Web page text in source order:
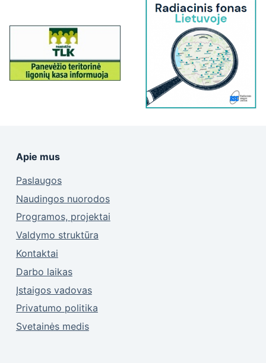
Apie mus
Paslaugos
Naudingos nuorodos
Programos, projektai
Valdymo struktūra
Kontaktai
Darbo laikas
Įstaigos vadovas
Privatumo politika
Svetainės medis